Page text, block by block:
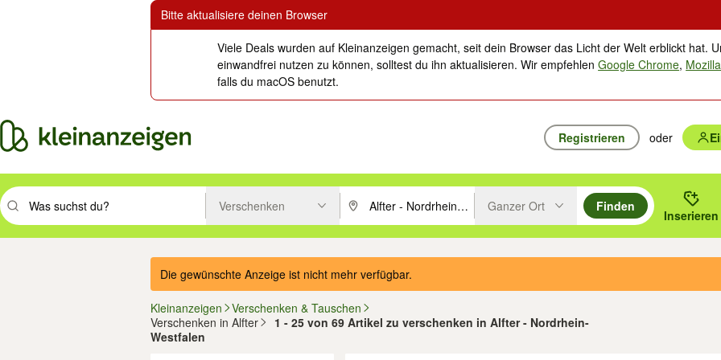
Bitte aktualisiere deinen Browser
Viele Deals wurden auf Kleinanzeigen gemacht, seit dein Browser das Licht der Welt erblickt hat.
einwandfrei nutzen zu können, solltest du ihn aktualisieren. Wir empfehlenGoogle Chrome,
falls du macOS benutzt.
Registrieren oder
Suchbegriff eingeben. Eingabetaste drücken um zu suchen, oder Vorschläge mit den Pfeiltasten nach oben/unten durchsuchen und mit
Verschenken PLZ oder Ort eingeben. Eingabetaste drücken um zu suchen, oder
Ganzer Ort
Finden
Inserieren
Die gewünschte Anzeige ist nicht mehr verfügbar.
Kleinanzeigen
Verschenken & Tauschen
Verschenken in Alfter
1 - 25 von 69 Artikel zu verschenken in Alfter - Nordrhein-
Westfalen